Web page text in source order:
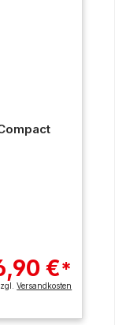
€*
Versandkosten